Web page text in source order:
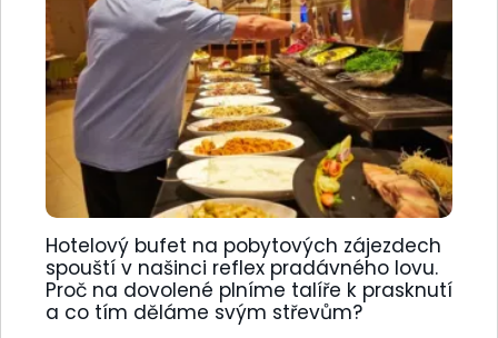
Hotelový bufet na pobytových zájezdech
spouští v našinci reflex pradávného lovu.
Proč na dovolené plníme talíře k prasknutí
a co tím děláme svým střevům?